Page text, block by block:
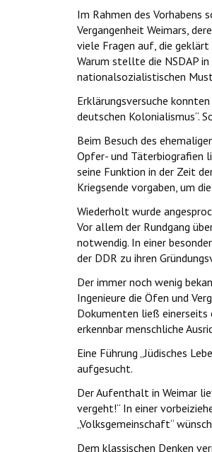
Im Rahmen des Vorhabens
Vergangenheit Weimars,
viele Fragen auf, die
Warum stellte die NSDAP
nationalsozialistischen
Erklärungsversuche
deutschen Kolonialismus“.
Beim Besuch des
Opfer- und Täterbiografien
seine Funktion in der Zeit
Kriegsende vorgaben, um
Wiederholt wurde
Vor allem der Rundgang
notwendig. In einer
der DDR zu ihren
Der immer noch wenig
Ingenieure die Öfen und
Dokumenten ließ einerseits
erkennbar menschliche
Eine Führung „Jüdisches
aufgesucht.
Der Aufenthalt in Weimar
vergeht!“ In einer
„Volksgemeinschaft“
Dem klassischen Denken